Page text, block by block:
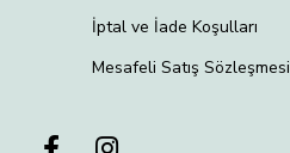
İptal ve İade Koşulları
Mesafeli Satış Sözleşmesi